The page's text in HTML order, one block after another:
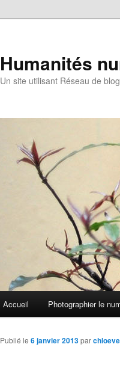
Humanités
Un site utilisant Réseau de
Aller
au
Accueil Photographier le
Publié le 6 janvier 2013par